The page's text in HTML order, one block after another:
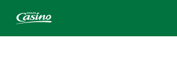
Bienvenue sur le site du Groupe Casino